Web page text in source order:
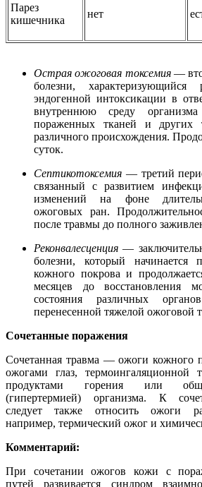
Парез
кишечника
нет
Острая ожоговая токсемия―
болезни, характеризующийся
эндогенной интоксикации в
внутреннюю среду
пораженных тканей и других
различного происхождения.
суток.
Септикотоксемия ― третий
связанный с развитием
изменений на фоне
ожоговых ран.
после травмы до полного
Реконвалесценция ―
болезни, который начинается
кожного покрова и
месяцев до восстановления
состояния различных
перенесенной тяжелой ожоговой
Сочетанные поражения
Сочетанная травма ― ожоги кожного
ожогами глаз, термоингаляционной
продуктами горения или
(гипертермией) организма. К
следует также относить ожоги
например, термический ожог и
Комментарий:
При сочетании ожогов кожи с
путей развивается синдром